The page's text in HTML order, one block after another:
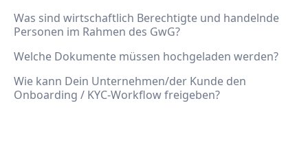
Was sind wirtschaftlich Berechtigte und handelnde
Personen im Rahmen des GwG?
Welche Dokumente müssen hochgeladen werden?
Wie kann Dein Unternehmen/der Kunde den
Onboarding / KYC-Workflow freigeben?